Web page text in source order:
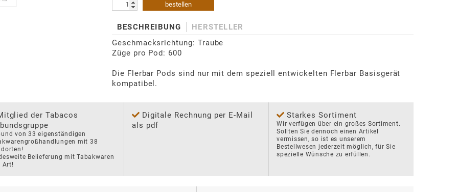
bestellen
BESCHREIBUNG
HERSTELLER
Geschmacksrichtung: Traube
Züge pro Pod: 600
Die Flerbar Pods sind nur mit dem speziell entwickelten Flerbar Basisgerät
kompatibel.
der Tabacos
von 33 eigenständigen
mit 38
Belieferung mit Tabakwaren
Art!
Digitale Rechnung per E-Mail
als pdf
Starkes Sortiment
Wir verfügen über ein großes Sortiment.
Sollten Sie dennoch einen Artikel
vermissen, so ist es unserem
Bestellwesen jederzeit möglich, für Sie
spezielle Wünsche zu erfüllen.